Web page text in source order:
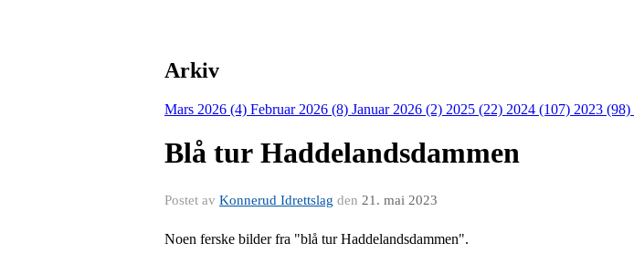
Arkiv
Mars 2026 (4) Februar 2026 (8) Januar 2026 (2) 2025 (22) 2024 (107) 2023 (98)
Blå tur Haddelandsdammen
Postet av Konnerud Idrettslag den 21. mai 2023
Noen ferske bilder fra "blå tur Haddelandsdammen".